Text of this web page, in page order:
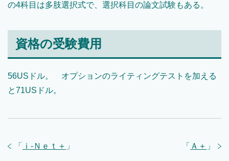
の4科目は多肢選択式で、選択科目の論文試験もある。
資格の受験費用
56USドル。 オプションのライティングテストを加える
と71USドル。
「 Ａ＋ 」
「 ｉ‐Ｎｅｔ＋ 」